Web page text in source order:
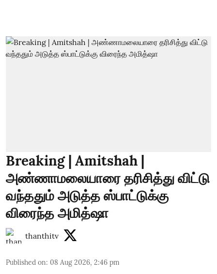
Breaking | Amitshah |
அண்ணாமலையாரை தரிசித்து விட்டு
வந்ததும் அடுத்த ஸ்பாட்டுக்கு
விரைந்த அமித்ஷா
thanthitv
Published on: 08 Aug 2026, 2:46 pm